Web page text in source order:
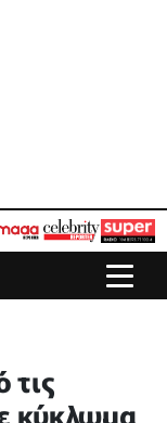
τις
κύκλωμα